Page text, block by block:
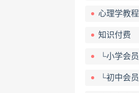
心理学教程
知识付费
└小学会员
└初中会员